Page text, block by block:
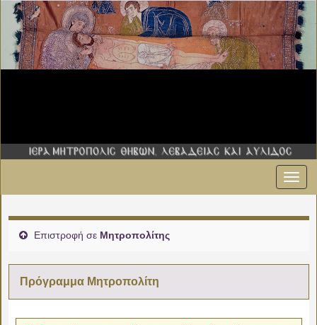
Επιστροφή σε Μητροπολίτης
Πρόγραμμα Μητροπολίτη